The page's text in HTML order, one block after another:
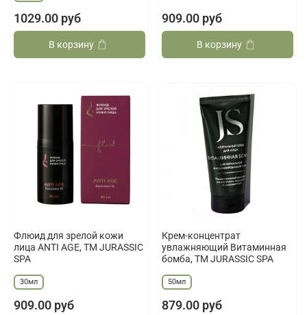
1029.00 руб
В корзину
909.00 руб
В корзину
Флюид для зрелой кожи
лица ANTI AGE, ТМ JURASSIC
SPA
30мл
909.00 руб
Крем-концентрат
увлажняющий Витаминная
бомба, ТМ JURASSIC SPA
50мл
879.00 руб